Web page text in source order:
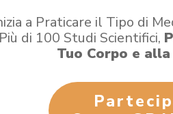
a Praticare il Tipo di
Più di 100 Studi Scientifici,
Tuo Corpo e